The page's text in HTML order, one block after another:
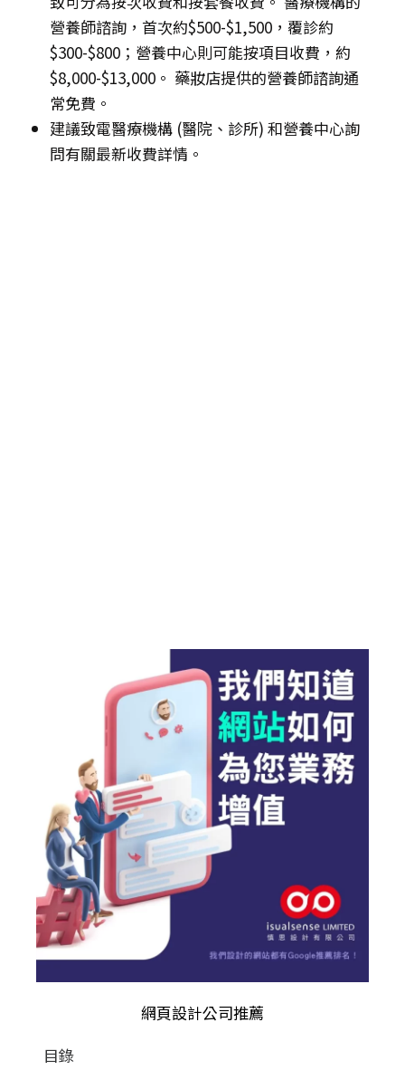
營養師諮詢，首次約$500-$1,500，覆診約
$300-$800；營養中心則可能按項目收費，約
$8,000-$13,000。 藥妝店提供的營養師諮詢通
常免費。
建議致電醫療機構 (醫院、診所) 和營養中心詢
問有關最新收費詳情。
網頁設計公司推薦
目錄